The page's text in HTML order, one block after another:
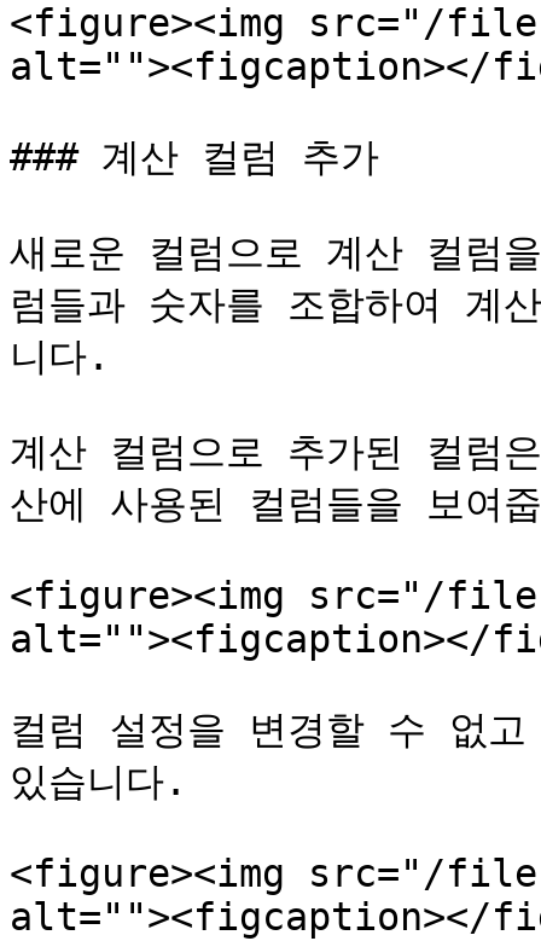
<figure><img src="/files/
alt=""><figcaption></
### 계산 컬럼 추가
새로운 컬럼으로 계산 컬럼
럼들과 숫자를 조합하여 계
니다.
계산 컬럼으로 추가된 컬럼
산에 사용된 컬럼들을 보여
<figure><img src="/files/
alt=""><figcaption></
컬럼 설정을 변경할 수 없
있습니다.
<figure><img src="/files/
alt=""><figcaption></